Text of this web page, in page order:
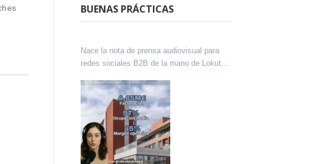
BUENAS PRÁCTICAS
Nace la nota de prensa audiovisual para
redes sociales B2B de la mano de Lokutor